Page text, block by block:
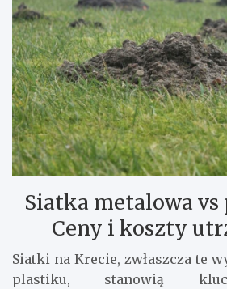
Siatka metalowa
Ceny i koszty
Siatki na Krecie, zwłaszcza te
plastiku, stanowią